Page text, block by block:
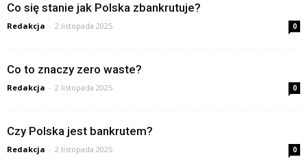
Co się stanie jak Polska zbankrutuje?
Redakcja - 2 listopada 2025 0
Co to znaczy zero waste?
Redakcja - 2 listopada 2025 0
Czy Polska jest bankrutem?
Redakcja - 2 listopada 2025 0